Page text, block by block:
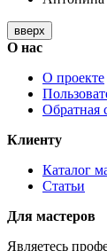
вверх
О нас
О проекте
Обратная
Клиенту
Каталог
Статьи
Для мастеров
Являетесь